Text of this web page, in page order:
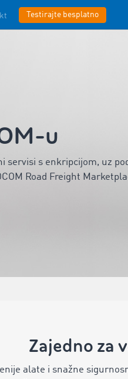
Testirajte besplatno
u
servisi s enkripcijom, uz
Road Freight
Zajedno za
alate i snažne